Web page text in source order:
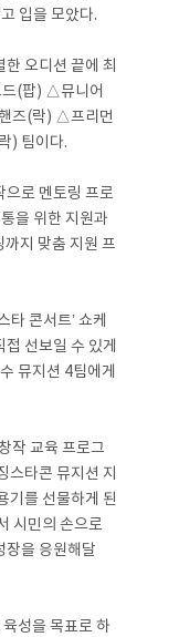
입을 모았다.
오디션 끝에 최
(팝) △뮤니어
즈(락) △프리먼
) 팀이다.
으로 멘토링 프로
을 위한 지원과
지 맞춤 지원 프
콘서트’ 쇼케
선보일 수 있게
뮤지션 4팀에게
작 교육 프로그
스타콘 뮤지션 지
기를 선물하게 된
시민의 손으로
장을 응원해달
성을 목표로 하